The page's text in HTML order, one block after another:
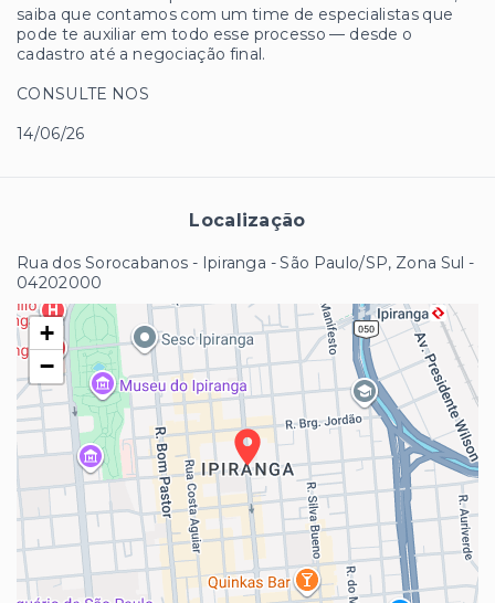
saiba que contamos com um time de especialistas que
pode te auxiliar em todo esse processo — desde o
cadastro até a negociação final.
CONSULTE NOS
14/06/26
Localização
Rua dos Sorocabanos - Ipiranga - São Paulo/SP, Zona Sul -
04202000
+
−